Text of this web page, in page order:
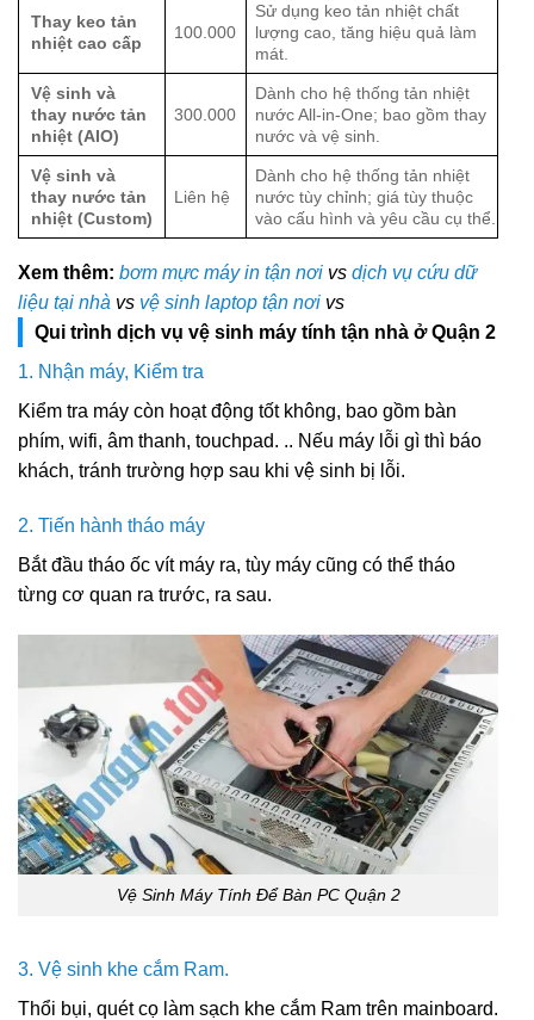
Thay keo tản
nhiệt cao cấp
100.000
Sử dụng keo tản nhiệt chất
lượng cao, tăng hiệu quả làm
mát.
Vệ sinh và
thay nước tản
nhiệt (AIO)
300.000
Dành cho hệ thống tản nhiệt
nước All-in-One; bao gồm thay
nước và vệ sinh.
Vệ sinh và
thay nước tản
nhiệt (Custom)
Liên hệ
Dành cho hệ thống tản nhiệt
nước tùy chỉnh; giá tùy thuộc
vào cấu hình và yêu cầu cụ thể.
Xem thêm: bơm mực máy in tận nơi vs dịch vụ cứu dữ
liệu tại nhà vs vệ sinh laptop tận nơi vs
Qui trình dịch vụ vệ sinh máy tính tận nhà ở Quận 2
1. Nhận máy, Kiểm tra
Kiểm tra máy còn hoạt động tốt không, bao gồm bàn
phím, wifi, âm thanh, touchpad. .. Nếu máy lỗi gì thì báo
khách, tránh trường hợp sau khi vệ sinh bị lỗi.
2. Tiến hành tháo máy
Bắt đầu tháo ốc vít máy ra, tùy máy cũng có thể tháo
từng cơ quan ra trước, ra sau.
Vệ Sinh Máy Tính Để Bàn PC Quận 2
3. Vệ sinh khe cắm Ram.
Thổi bụi, quét cọ làm sạch khe cắm Ram trên mainboard.